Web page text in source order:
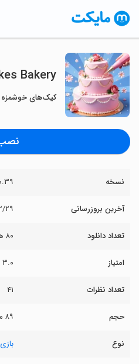
Bakery
کیک‌های
نسخه
آخرین بروزرسانی
تعداد دانلود ۸۰ هزار
امتیاز ۳.۰
تعداد نظرات ۴۱
حجم ۸۹ مگابایت
نوع